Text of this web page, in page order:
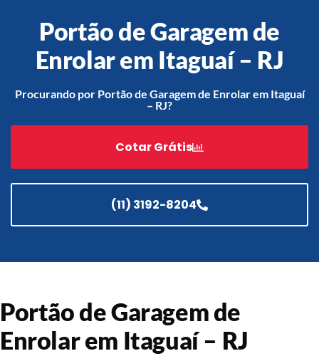
Acessórios
Automatização
Portão de Garagem de
Enrolar em São Pedro da
Aldeia – RJ
Portão de Garagem de
Enrolar em São João de
Enrolar em Rio das Ostras –
RJ
Portão de Garagem de
Portão de Garagem de
Enrolar em Itaguaí – RJ
Procurando por Portão de Garagem de Enrolar em Itaguaí
– RJ?
Cotar Grátis
(11) 3192-8204
Portão de Garagem de
Enrolar em Itaguaí – RJ